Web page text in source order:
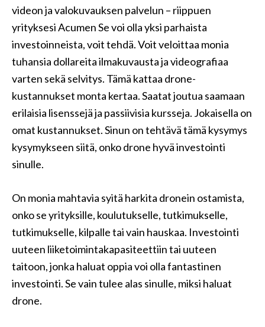
videon ja valokuvauksen palvelun – riippuen
yrityksesi Acumen Se voi olla yksi parhaista
investoinneista, voit tehdä. Voit veloittaa monia
tuhansia dollareita ilmakuvausta ja videografiaa
varten sekä selvitys. Tämä kattaa drone-
kustannukset monta kertaa. Saatat joutua saamaan
erilaisia ​​lisenssejä ja passiivisia kursseja. Jokaisella on
omat kustannukset. Sinun on tehtävä tämä kysymys
kysymykseen siitä, onko drone hyvä investointi
sinulle.
On monia mahtavia syitä harkita dronein ostamista,
onko se yrityksille, koulutukselle, tutkimukselle,
tutkimukselle, kilpalle tai vain hauskaa. Investointi
uuteen liiketoimintakapasiteettiin tai uuteen
taitoon, jonka haluat oppia voi olla fantastinen
investointi. Se vain tulee alas sinulle, miksi haluat
drone.